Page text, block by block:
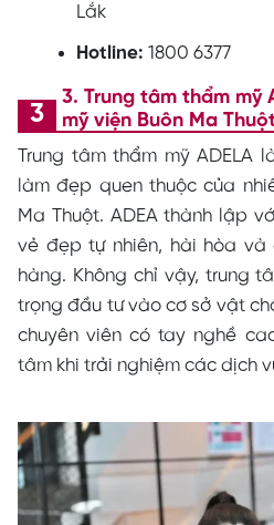
Lắk
Hotline: 1800 6377
3. Trung tâm thẩm mỹ
mỹ viện Buôn Ma
Trung tâm thẩm mỹ ADELA
làm đẹp quen thuộc của
Ma Thuột. ADEA thành lập
vẻ đẹp tự nhiên, hài hòa và
hàng. Không chỉ vậy, trung
trọng đầu tư vào cơ sở vật
chuyên viên có tay nghề
tâm khi trải nghiệm các dịch